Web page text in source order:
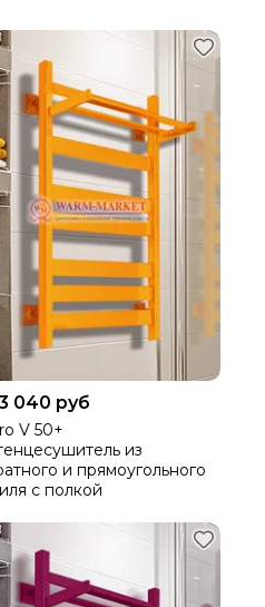
040 руб
V 50+
из
и прямоугольного
с полкой